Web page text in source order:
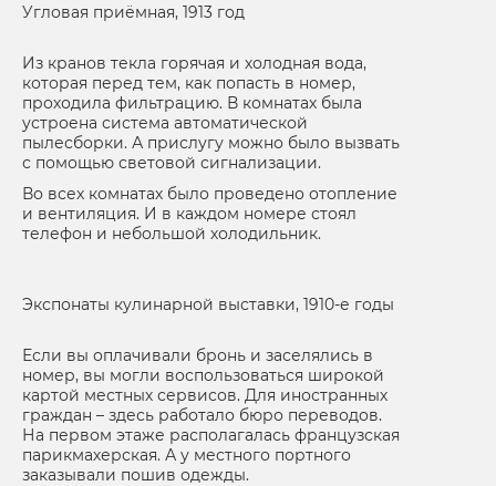
Угловая приёмная, 1913 год
Из кранов текла горячая и холодная вода,
которая перед тем, как попасть в номер,
проходила фильтрацию. В комнатах была
устроена система автоматической
пылесборки. А прислугу можно было вызвать
с помощью световой сигнализации.
Во всех комнатах было проведено отопление
и вентиляция. И в каждом номере стоял
телефон и небольшой холодильник.
Экспонаты кулинарной выставки, 1910-е годы
Если вы оплачивали бронь и заселялись в
номер, вы могли воспользоваться широкой
картой местных сервисов. Для иностранных
граждан – здесь работало бюро переводов.
На первом этаже располагалась французская
парикмахерская. А у местного портного
заказывали пошив одежды.